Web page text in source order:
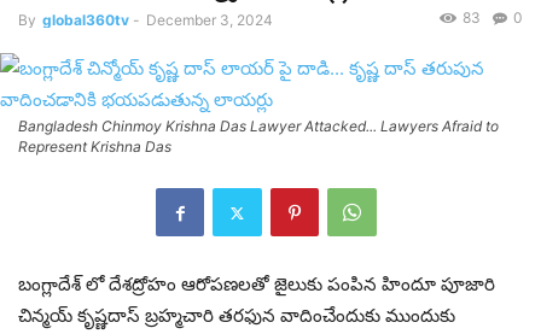
By global360tv - December 3, 2024 0
83
Bangladesh Chinmoy Krishna Das Lawyer Attacked... Lawyers Afraid to
Represent Krishna Das
బంగ్లాదేశ్ లో దేశద్రోహం ఆరోపణలతో జైలుకు పంపిన హిందూ పూజారి
చిన్మయ్ కృష్ణదాస్ బ్రహ్మచారి తరఫున వాదించేందుకు ముందుకు